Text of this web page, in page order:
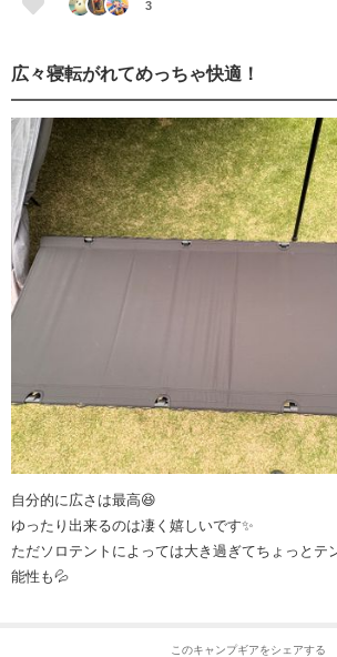
3
広々寝転がれてめっちゃ快適！
自分的に広さは最高😆
ゆったり出来るのは凄く嬉しいです✨
ただソロテントによっては大き過ぎてちょっとテ
能性も💦
このキャンプギアをシェアする